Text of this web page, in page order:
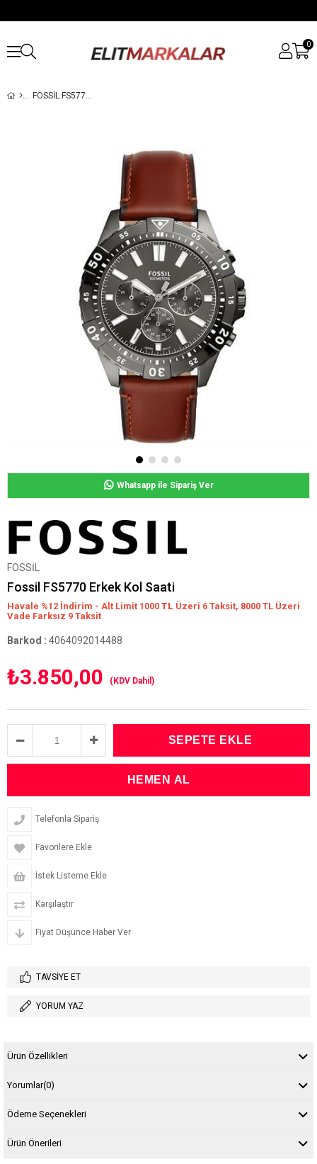
0
FOSSIL FS5770 ERKEK KOL SAATI
Whatsapp ile Sipariş Ver
FOSSİL
Fossil FS5770 Erkek Kol Saati
Havale %12 İndirim - Alt Limit 1000 TL Üzeri 6 Taksit, 8000 TL Üzeri
Vade Farksız 9 Taksit
Barkod : 4064092014488
₺3.850,00 (KDV Dahil)
Telefonla Sipariş
Favorilere Ekle
İstek Listeme Ekle
Karşılaştır
Fiyat Düşünce Haber Ver
TAVSIYE ET
YORUM YAZ
Ürün Özellikleri
Yorumlar(0)
Ödeme Seçenekleri
Ürün Önerileri